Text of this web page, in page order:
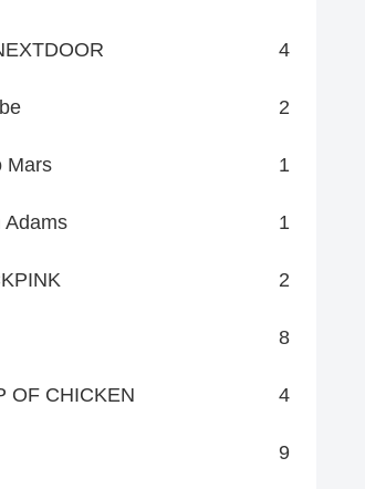
4
2
Mars 1
Adams 1
2
8
OF CHICKEN 4
9